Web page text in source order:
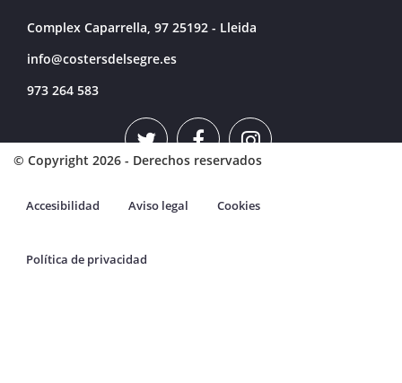
Complex Caparrella, 97 25192 - Lleida
info@costersdelsegre.es
973 264 583
© Copyright 2026 - Derechos reservados
Accesibilidad Aviso legal Cookies
Política de privacidad